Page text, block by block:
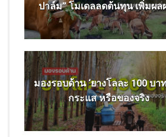
ปาล์ม” โมเดลลดต้นทุน เพิ่มผล
มองรอบด้าน ‘ยางโลละ 100 บา
กระแส หรือของจริง